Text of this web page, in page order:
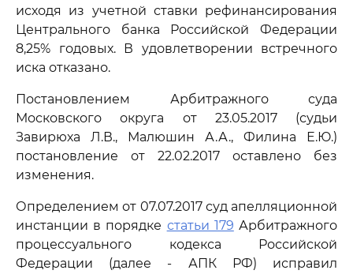
исходя из учетной ставки рефинансирования
Центрального банка Российской Федерации
8,25% годовых. В удовлетворении встречного
иска отказано.
Постановлением Арбитражного суда
Московского округа от 23.05.2017 (судьи
Завирюха Л.В., Малюшин А.А., Филина Е.Ю.)
постановление от 22.02.2017 оставлено без
изменения.
Определением от 07.07.2017 суд апелляционной
инстанции в порядке статьи 179 Арбитражного
процессуального кодекса Российской
Федерации (далее - АПК РФ) исправил